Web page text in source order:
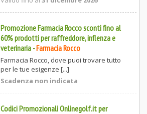
Promozione Farmacia Rocco sconti fino al
60% prodotti per raffreddore, inflenza e
veterinaria -Farmacia Rocco
Farmacia Rocco, dove puoi trovare tutto
per le tue esigenze [...]
Scadenza non indicata
Codici Promozionali Onlinegolf.it per